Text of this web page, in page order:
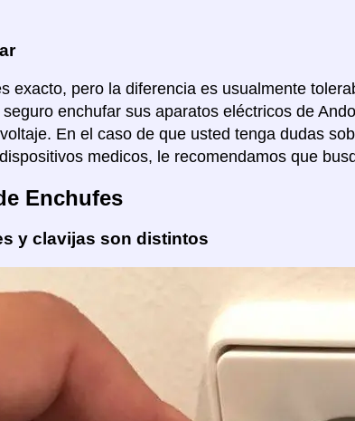
exacto, pero la diferencia es usualmente
enchufar sus aparatos eléctricos de
En el caso de que usted tenga dudas
medicos, le recomendamos que
Enchufes
y clavijas son distintos